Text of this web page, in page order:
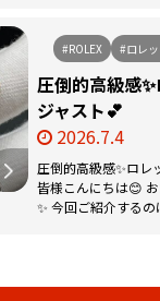
#ROLEX #ロレ
圧倒的高級感
ジャスト💕
2026.7.4
圧倒的高級感✨ロレ
皆様こんにちは😊
✨ 今回ご紹介するの